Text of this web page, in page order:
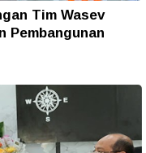
Tim Wasev
Pembangunan